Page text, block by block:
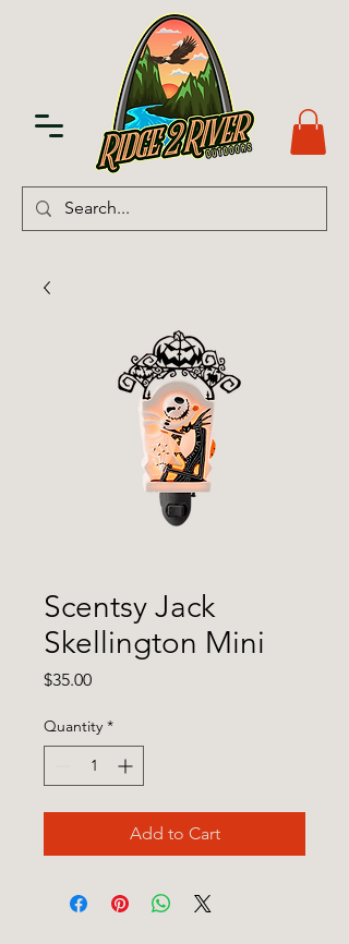
Scentsy Jack
Skellington Mini
$35.00Price
Quantity *
Add to Cart